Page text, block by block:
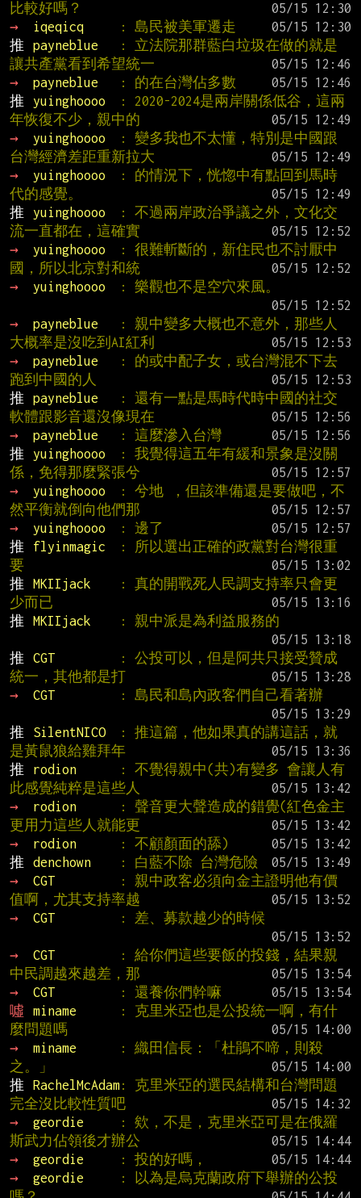
比較好嗎？
→
iqeqicq : 島民被美軍遷走
推
payneblue
: 立法院那群藍白垃圾在做的就是
讓共產黨看到希望統一
→
payneblue : 的在台灣佔多數
推
yuinghoooo
: 2020-2024是兩岸關係低谷，這兩
年恢復不少，親中的
→
yuinghoooo
: 變多我也不太懂，特別是中國跟
台灣經濟差距重新拉大
→
yuinghoooo
: 的情況下，恍惚中有點回到馬時
代的感覺。
推
yuinghoooo
: 不過兩岸政治爭議之外，文化交
流一直都在，這確實
→
yuinghoooo
: 很難斬斷的，新住民也不討厭中
國，所以北京對和統
→
yuinghoooo
: 樂觀也不是空穴來風。
→
payneblue
: 親中變多大概也不意外，那些人
大概率是沒吃到AI紅利
→
payneblue
: 的或中配子女，或台灣混不下去
跑到中國的人
推
payneblue
: 還有一點是馬時代時中國的社交
軟體跟影音還沒像現在
→
payneblue : 這麼滲入台灣
推
yuinghoooo
: 我覺得這五年有緩和景象是沒關
係，免得那麼緊張兮
→
yuinghoooo
: 兮地 ，但該準備還是要做吧，不
然平衡就倒向他們那
→
yuinghoooo : 邊了
推
flyinmagic
: 所以選出正確的政黨對台灣很重
要
推
MKIIjack
: 真的開戰死人民調支持率只會更
少而已
推
MKIIjack
: 親中派是為利益服務的
推
CGT
: 公投可以，但是阿共只接受贊成
統一，其他都是打
→
CGT
: 島民和島內政客們自己看著辦
推
SilentNICO
: 推這篇，他如果真的講這話，就
是黃鼠狼給雞拜年
推
rodion
: 不覺得親中(共)有變多 會讓人有
此感覺純粹是這些人
→
rodion
: 聲音更大聲造成的錯覺(紅色金主
更用力這些人就能更
→
rodion : 不顧顏面的舔)
推
denchown : 白藍不除 台灣危險
→
CGT
: 親中政客必須向金主證明他有價
值啊，尤其支持率越
→
CGT
: 差、募款越少的時候
→
CGT
: 給你們這些要飯的投錢，結果親
中民調越來越差，那
→
CGT : 還養你們幹嘛
噓
miname
: 克里米亞也是公投統一啊，有什
麼問題嗎
→
miname
: 織田信長：「杜鵑不啼，則殺
之。」
推
RachelMcAdam: 克里米亞的選民結構和台灣問題
完全沒比較性質吧
→
geordie
: 欸，不是，克里米亞可是在俄羅
斯武力佔領後才辦公
→
geordie : 投的好嗎，
→
geordie
: 以為是烏克蘭政府下舉辦的公投